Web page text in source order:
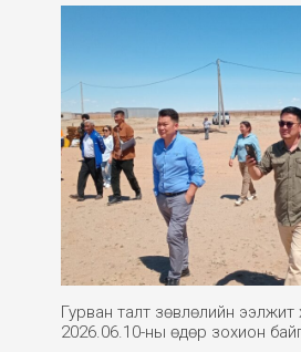
Гурван талт зөвлөлийн ээлжит
2026.06.10-ны өдөр зохион